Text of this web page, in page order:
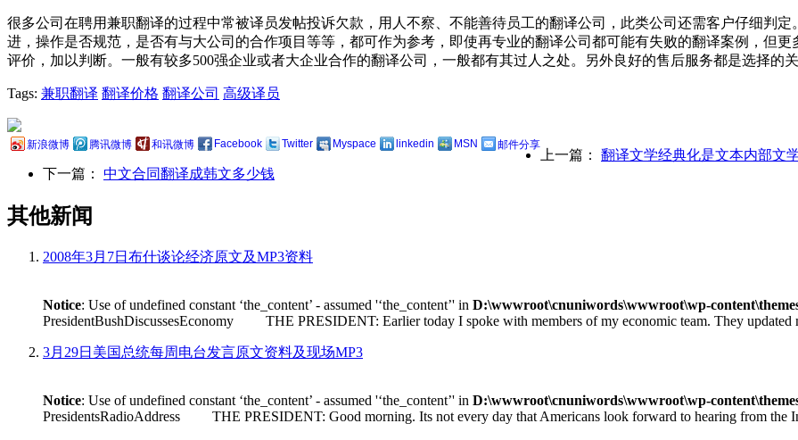
很多公司在聘用兼职翻译的过程中常被译员发帖投诉欠款，用人不察、不能善待员工的翻译公司，此类公司还需客户仔细判
进，操作是否规范，是否有与大公司的合作项目等等，都可作为参考，即使再专业的翻译公司都可能有失败的翻译案例，但
评价，加以判断。一般有较多500强企业或者大企业合作的翻译公司，一般都有其过人之处。另外良好的售后服务都是选择的关
Tags: 兼职翻译 翻译价格 翻译公司 高级译员
新浪微博 腾讯微博 和讯微博 Facebook Twitter Myspace linkedin MSN 邮件分享
上一篇： 翻译文学经典化是文本内部文
下一篇： 中文合同翻译成韩文多少钱
其他新闻
2008年3月7日布什谈论经济原文及MP3资料
Notice: Use of undefined constant ‘the_content’ - assumed '‘the_content’' in D:\wwwroot\cnuniwords\wwwroot\wp-
PresidentBushDiscussesEconomy THE PRESIDENT: Earlier today I spoke with members of my economic team. They updated
3月29日美国总统每周电台发言原文资料及现场MP3
Notice: Use of undefined constant ‘the_content’ - assumed '‘the_content’' in D:\wwwroot\cnuniwords\wwwroot\wp-
PresidentsRadioAddress THE PRESIDENT: Good morning. Its not every day that Americans look forward to hearing from the